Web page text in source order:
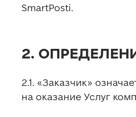
SmartPosti.
2.
2.1. «Заказчик»
на оказание Услуг